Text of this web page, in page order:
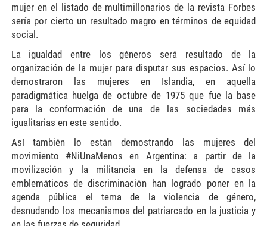
mujer en el listado de multimillonarios de la revista Forbes
sería por cierto un resultado magro en términos de equidad
social.
La igualdad entre los géneros será resultado de la
organización de la mujer para disputar sus espacios. Así lo
demostraron las mujeres en Islandia, en aquella
paradigmática huelga de octubre de 1975 que fue la base
para la conformación de una de las sociedades más
igualitarias en este sentido.
Así también lo están demostrando las mujeres del
movimiento #NiUnaMenos en Argentina: a partir de la
movilización y la militancia en la defensa de casos
emblemáticos de discriminación han logrado poner en la
agenda pública el tema de la violencia de género,
desnudando los mecanismos del patriarcado en la justicia y